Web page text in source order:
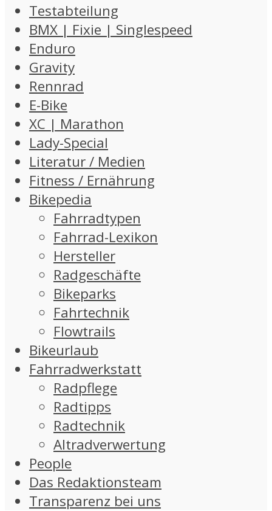
Testabteilung
BMX | Fixie | Singlespeed
Enduro
Gravity
Rennrad
E-Bike
XC | Marathon
Lady-Special
Literatur / Medien
Fitness / Ernährung
Bikepedia
Fahrradtypen
Fahrrad-Lexikon
Hersteller
Radgeschäfte
Bikeparks
Fahrtechnik
Flowtrails
Bikeurlaub
Fahrradwerkstatt
Radpflege
Radtipps
Radtechnik
Altradverwertung
People
Das Redaktionsteam
Transparenz bei uns